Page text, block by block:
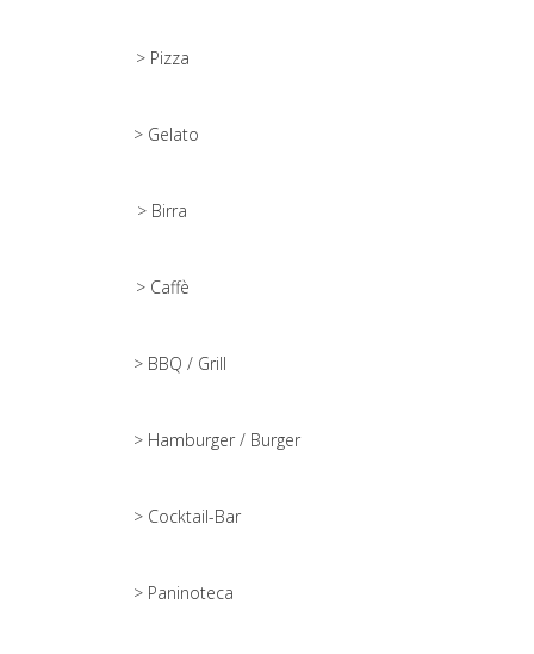
> Pizza
> Gelato
> Birra
> Caffè
> BBQ / Grill
> Hamburger / Burger
> Cocktail-Bar
> Paninoteca